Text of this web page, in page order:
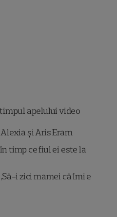
apelului video
și Aris Eram
timp ce fiul ei este la
i zici mamei că îmi e